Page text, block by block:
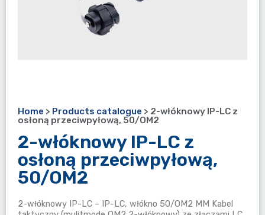
Home > Products catalogue > 2-włóknowy IP-LC z
osłoną przeciwpyłową, 50/OM2
2-włóknowy IP-LC z
osłoną przeciwpyłową,
50/OM2
2-włóknowy IP-LC – IP-LC, włókno 50/OM2 MM Kabel